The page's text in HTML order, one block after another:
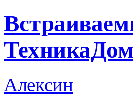
Алексин